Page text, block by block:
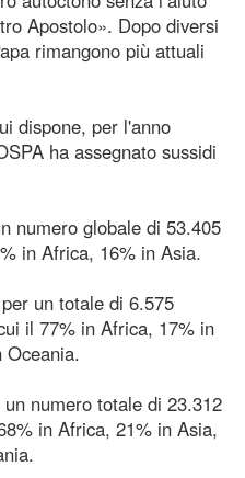
Apostolo». Dopo diversi
rimangono più attuali
dispone, per l'anno
ha assegnato sussidi
numero globale di 53.405
in Africa, 16% in Asia.
un totale di 6.575
il 77% in Africa, 17% in
numero totale di 23.312
in Africa, 21% in Asia,